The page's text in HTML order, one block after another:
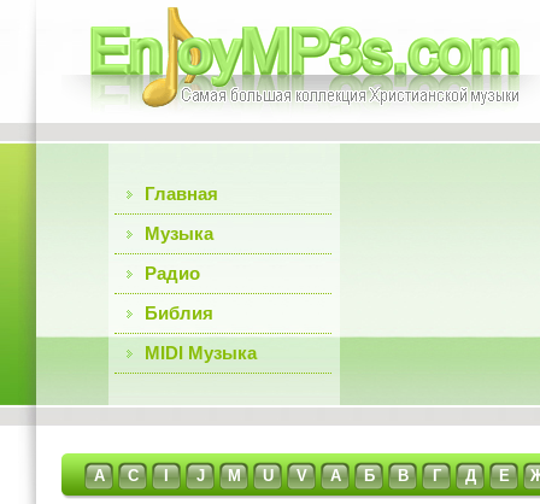
Главная
Музыка
Радио
Библия
MIDI Музыка
A C I J M U V А Б В Г Д Е